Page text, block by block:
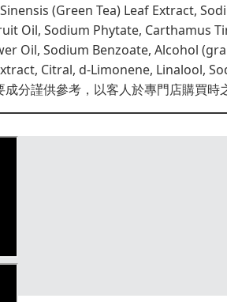
(Green Tea) Leaf Extract,
Oil, Sodium Phytate, Carthamus
Oil, Sodium Benzoate, Alcohol
Citral, d-Limonene, Linalool,
分謹供參考，以客人於專門店購買時